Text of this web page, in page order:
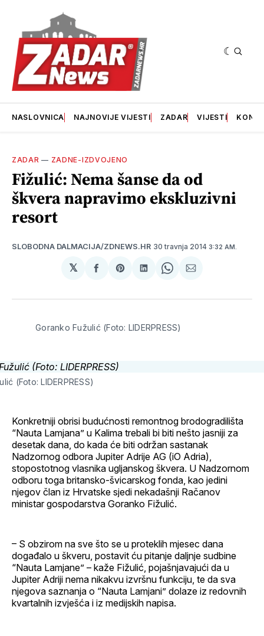
NASLOVNICA NAJNOVIJE VIJESTI ZADAR VIJESTI
ZADAR — ZADNE-IZDVOJENO
Fižulić: Nema šanse da od
škvera napravimo ekskluzivni
resort
SLOBODNA DALMACIJA/ZDNEWS.HR 30 travnja 2014 3:32 AM.
𝕏
podijeliSharepodijeliSharepodijeli
Goranko Fužulić (Foto: LIDERPRESS)
(Foto: LIDERPRESS)
Konkretniji obrisi budućnosti remontnog brodogradilišta
“Nauta Lamjana” u Kalima trebali bi biti nešto jasniji za
desetak dana, do kada će biti održan sastanak
Nadzornog odbora Jupiter Adrije AG (iO Adria),
stopostotnog vlasnika ugljanskog škvera. U Nadzornom
odboru toga britansko-švicarskog fonda, kao jedini
njegov član iz Hrvatske sjedi nekadašnji Račanov
ministar gospodarstva Goranko Fižulić.
– S obzirom na sve što se u proteklih mjesec dana
događalo u škveru, postavit ću pitanje daljnje sudbine
“Nauta Lamjane” – kaže Fižulić, pojašnjavajući da u
Jupiter Adriji nema nikakvu izvršnu funkciju, te da sva
njegova saznanja o “Nauta Lamjani” dolaze iz redovnih
kvartalnih izvješća i iz medijskih napisa.